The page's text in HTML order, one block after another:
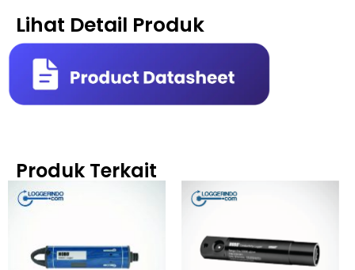
Lihat Detail Produk
Produk Terkait